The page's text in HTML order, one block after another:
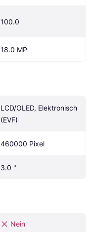
100.0
18.0 MP
LCD/OLED, Elektronisch
(EVF)
460000 Pixel
3.0 "
Nein